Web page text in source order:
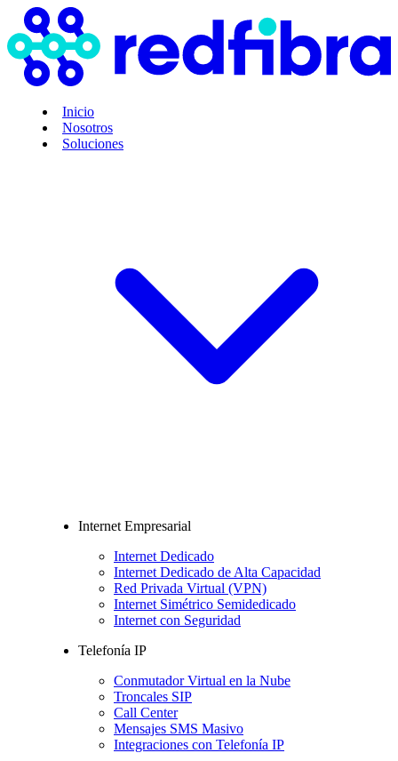
Inicio
Nosotros
Soluciones
Internet Empresarial
Internet Dedicado
Internet Dedicado de Alta Capacidad
Red Privada Virtual (VPN)
Internet Simétrico Semidedicado
Internet con Seguridad
Telefonía IP
Conmutador Virtual en la Nube
Troncales SIP
Call Center
Mensajes SMS Masivo
Integraciones con Telefonía IP